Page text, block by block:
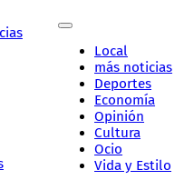
Local
más noticias
Deportes
Economía
Opinión
Cultura
Ocio
Vida y Estilo